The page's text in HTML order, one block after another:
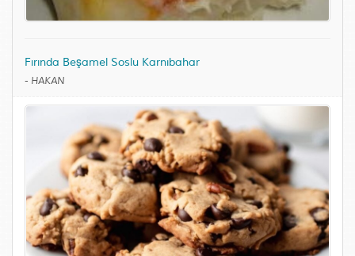
Fırında Beşamel Soslu Karnıbahar
- HAKAN